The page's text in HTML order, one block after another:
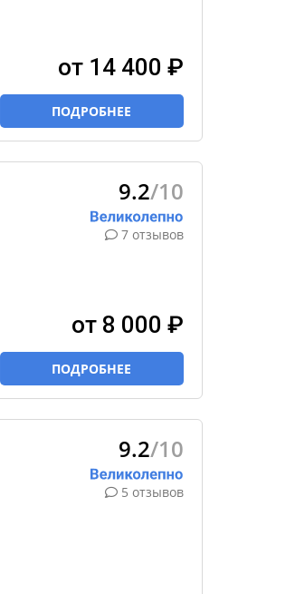
от 14 400 ₽
ПОДРОБНЕЕ
9.2/10
7 отзывов
от 8 000 ₽
ПОДРОБНЕЕ
9.2/10
5 отзывов